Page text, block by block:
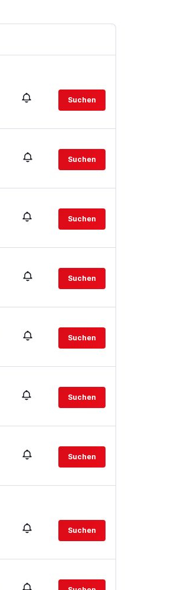
Suchen
Suchen
Suchen
Suchen
Suchen
Suchen
Suchen
Suchen